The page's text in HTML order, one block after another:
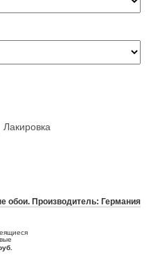
Лакировка
обои. Производитель: Германия